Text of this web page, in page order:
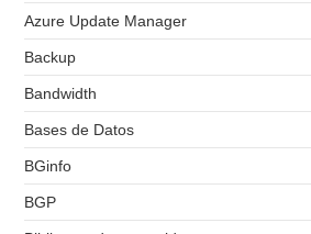
Azure Update Manager
Backup
Bandwidth
Bases de Datos
BGinfo
BGP